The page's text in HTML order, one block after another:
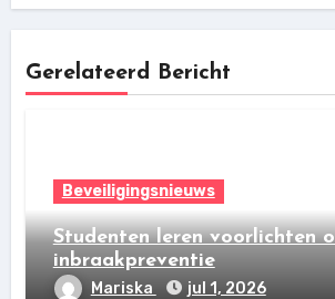
Gerelateerd Bericht
Beveiligingsnieuws
Studenten leren voorlichten
inbraakpreventie
Mariska jul 1, 2026